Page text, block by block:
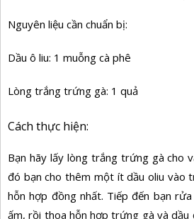
Nguyên liệu cần chuẩn bị:
Dầu ô liu: 1 muỗng cà phê
Lòng trắng trứng gà: 1 quả
Cách thực hiện:
Bạn hãy lấy lòng trắng trứng gà cho
đó bạn cho thêm một ít dầu oliu vào
hỗn hợp đồng nhất. Tiếp đến bạn
ấm, rồi thoa hỗn hợp trứng gà và dầu